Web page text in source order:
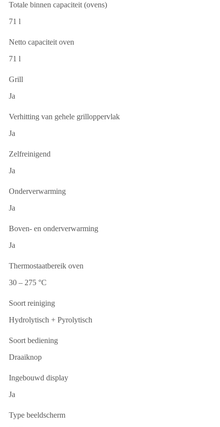
Totale binnen capaciteit (ovens)
71 l
Netto capaciteit oven
71 l
Grill
Ja
Verhitting van gehele grilloppervlak
Ja
Zelfreinigend
Ja
Onderverwarming
Ja
Boven- en onderverwarming
Ja
Thermostaatbereik oven
30 – 275 °C
Soort reiniging
Hydrolytisch + Pyrolytisch
Soort bediening
Draaiknop
Ingebouwd display
Ja
Type beeldscherm